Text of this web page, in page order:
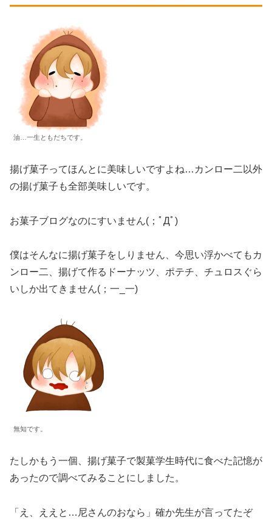
油…一生ともだちです。
揚げ菓子ってほんとに美味しいですよね…カンロー二以外
の揚げ菓子も全部美味しいです。
お菓子ブログなのにすいません(；ﾟДﾟ)
僕はそんなに揚げ菓子をしりません、今思い浮かべてもカ
ンロー二、揚げて作るドーナッツ、ポテチ、チュロスぐら
いしか出てきません(；一_一)
無知です。
たしかもう一個、揚げ菓子で製菓学生時代に食べた記憶が
あったので調べてみることにしました。
「え、ええと…尼さんのおなら」確か先生が言ってたぞ